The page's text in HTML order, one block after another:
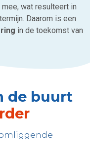
wat resulteert in
Daarom is een
in de toekomst van
de buurt